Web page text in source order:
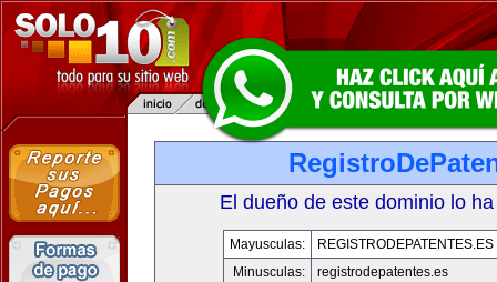
El dueño de este dominio lo
Mayusculas:
REGISTRODEPATENTES.ES
Minusculas:
registrodepatentes.es